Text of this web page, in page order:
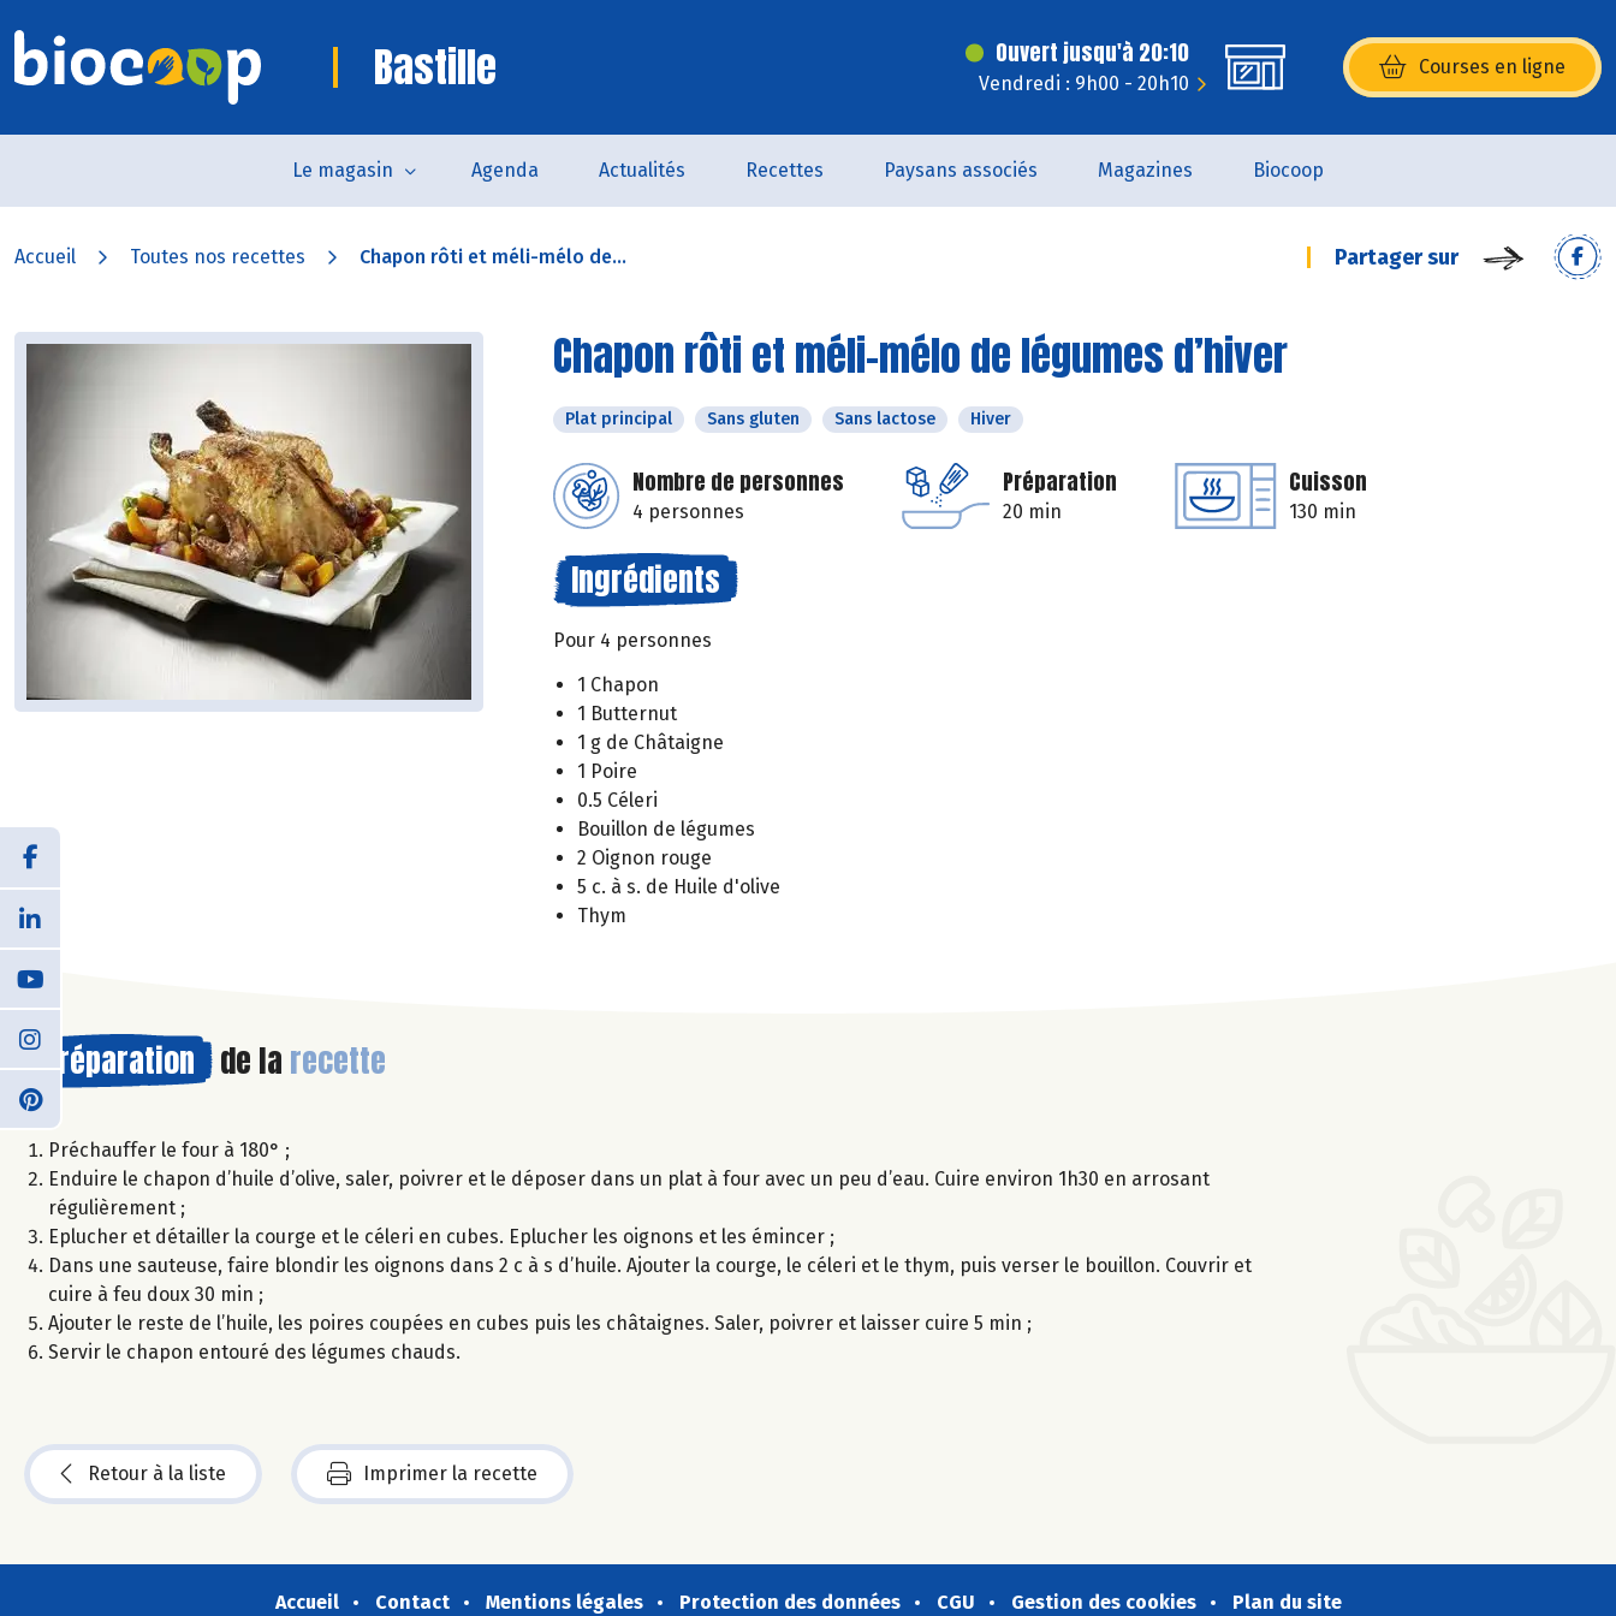
Bastille Ouvert jusqu'à 20:10
Vendredi : 9h00 - 20h10
Courses en ligne
(s’ouvre dans une nouvelle
Le magasin Agenda Actualités Recettes Paysans associés Magazines Biocoop
Accueil Toutes nos recettes Chapon rôti et méli-mélo de... Partager sur
Chapon rôti et méli-mélo de légumes d’hiver
Plat principal Sans gluten Sans lactose Hiver
Nombre de personnes
4 personnes
Préparation
20 min
Cuisson
130 min
Ingrédients
Pour 4 personnes
1 Chapon
1 Butternut
1 g de Châtaigne
1 Poire
0.5 Céleri
Bouillon de légumes
2 Oignon rouge
5 c. à s. de Huile d'olive
Thym
Préparation de la recette
Préchauffer le four à 180° ;
Enduire le chapon d’huile d’olive, saler, poivrer et le déposer dans un plat à four avec un peu d’eau. Cuire environ 1h30 en arrosant
régulièrement ;
Eplucher et détailler la courge et le céleri en cubes. Eplucher les oignons et les émincer ;
Dans une sauteuse, faire blondir les oignons dans 2 c à s d’huile. Ajouter la courge, le céleri et le thym, puis verser le bouillon. Couvrir et
cuire à feu doux 30 min ;
Ajouter le reste de l’huile, les poires coupées en cubes puis les châtaignes. Saler, poivrer et laisser cuire 5 min ;
Servir le chapon entouré des légumes chauds.
Retour à la liste Imprimer la recette
Accueil Contact Mentions légales Protection des données CGU Gestion des cookies Plan du site